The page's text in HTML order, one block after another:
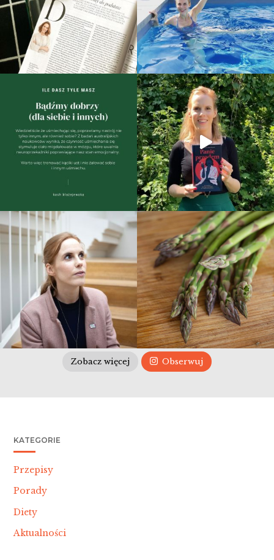
Zobacz więcej Obserwuj
KATEGORIE
Przepisy
Porady
Diety
Aktualności